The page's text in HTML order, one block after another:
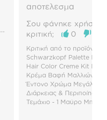
αποτελεσμα
Σου φάνηκε χρήσιμη
κριτική;
0
Κριτική από το προϊόν:
Schwarzkopf Palette
Hair Color Creme Kit
Κρέμα Βαφή Μαλλιών για
Έντονο Χρώμα Μεγάλης
Διάρκειας & Περιποίηση 1
Τεμάχιο - 1 Μαύρο Μπλε